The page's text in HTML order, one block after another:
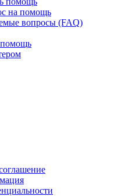
на помощь
вопросы (FAQ)